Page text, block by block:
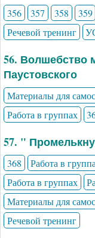
356 357 358 359
Речевой тренинг
56. Волшебство
Паустовского
Материалы для
Работа в группах
57. "
368 Работа в
Работа в группах
Материалы для
Речевой тренинг